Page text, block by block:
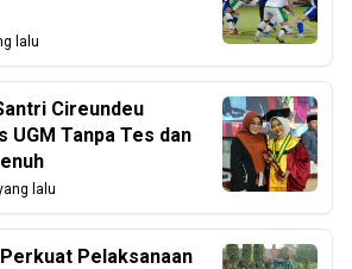
lalu
Cireundeu
UGM Tanpa Tes dan
lalu
Pelaksanaan